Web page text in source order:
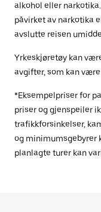
alkohol eller
påvirket av narkotika
avslutte reisen
Yrkeskjøretøy kan
avgifter, som kan
*Eksempelpriser for
priser og gjenspeiler
trafikkforsinkelser,
og minimumsgebyrer
planlagte turer kan